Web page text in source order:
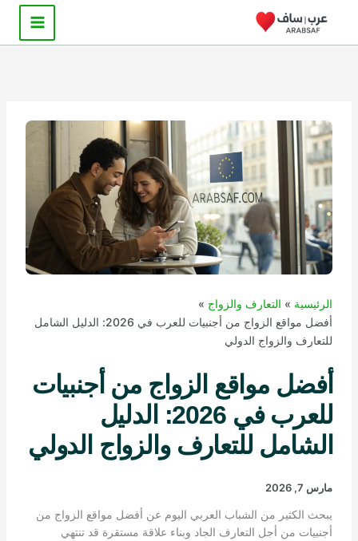
المحتوى
الرئيسية
التعارف والزواج
أفضل مواقع الزواج من أجنبيات للعرب في 2026: الدليل الشامل
للتعارف والزواج الدولي
أفضل مواقع الزواج من أجنبيات
للعرب في 2026: الدليل
الشامل للتعارف والزواج الدولي
مارس 7, 2026
يبحث الكثير من الشباب العربي اليوم عن أفضل مواقع الزواج من
أجنبيات من أجل التعارف الجاد وبناء علاقة مستقرة قد تنتهي